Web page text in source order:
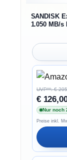
SANDISK
1.050 MB/s
UVP**: €
€
Nur noch
Preise inkl.